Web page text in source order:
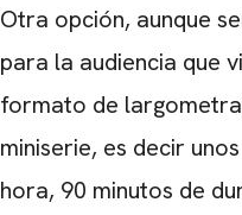
Otra opción, aunque
para la audiencia que
formato de
miniserie, es decir
hora, 90 minutos de